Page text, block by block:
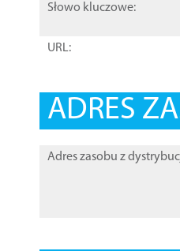
Słowo kluczowe:
URL:
ADRES
Adres zasobu z